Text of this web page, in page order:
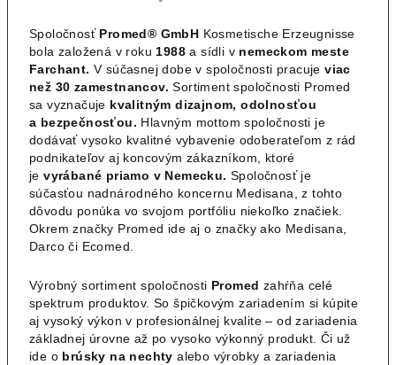
Spoločnosť Promed® GmbH Kosmetische Erzeugnisse
bola založená v roku 1988 a sídli v nemeckom meste
Farchant. V súčasnej dobe v spoločnosti pracuje viac
než 30 zamestnancov. Sortiment spoločnosti Promed
sa vyznačuje kvalitným dizajnom, odolnosťou
a bezpečnosťou. Hlavným mottom spoločnosti je
dodávať vysoko kvalitné vybavenie odoberateľom z rád
podnikateľov aj koncovým zákazníkom, ktoré
je vyrábané priamo v Nemecku. Spoločnosť je
súčasťou nadnárodného koncernu Medisana, z tohto
dôvodu ponúka vo svojom portfóliu niekoľko značiek.
Okrem značky Promed ide aj o značky ako Medisana,
Darco či Ecomed.
Výrobný sortiment spoločnosti Promed zahŕňa celé
spektrum produktov. So špičkovým zariadením si kúpite
aj vysoký výkon v profesionálnej kvalite – od zariadenia
základnej úrovne až po vysoko výkonný produkt. Či už
ide o brúsky na nechty alebo výrobky a zariadenia